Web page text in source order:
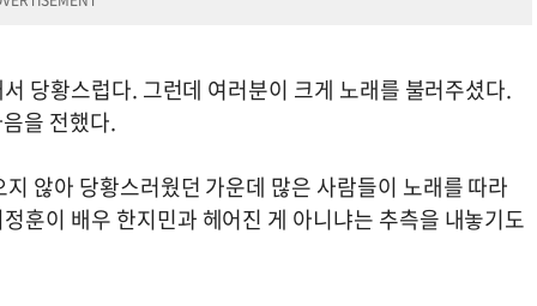
당황스럽다. 그런데 여러분이 크게 노래를 불러주셨다.
을 전했다.
않아 당황스러웠던 가운데 많은 사람들이 노래를 따라
훈이 배우 한지민과 헤어진 게 아니냐는 추측을 내놓기도